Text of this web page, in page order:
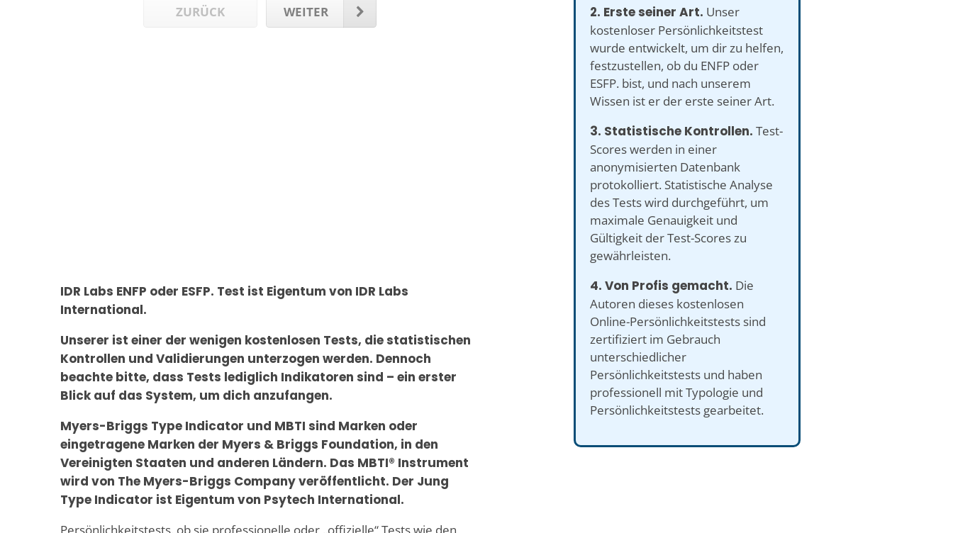
ZURÜCK WEITER
IDR Labs ENFP oder ESFP. Test ist Eigentum von IDR Labs
International.
Unserer ist einer der wenigen kostenlosen Tests, die statistischen
Kontrollen und Validierungen unterzogen werden. Dennoch
beachte bitte, dass Tests lediglich Indikatoren sind – ein erster
Blick auf das System, um dich anzufangen.
Myers-Briggs Type Indicator und MBTI sind Marken oder
eingetragene Marken der Myers & Briggs Foundation, in den
Vereinigten Staaten und anderen Ländern. Das MBTI® Instrument
wird von The Myers-Briggs Company veröffentlicht. Der Jung
Type Indicator ist Eigentum von Psytech International.
2. Erste seiner Art. Unser
kostenloser Persönlichkeitstest
wurde entwickelt, um dir zu helfen,
festzustellen, ob du ENFP oder
ESFP. bist, und nach unserem
Wissen ist er der erste seiner Art.
3. Statistische Kontrollen. Test-
Scores werden in einer
anonymisierten Datenbank
protokolliert. Statistische Analyse
des Tests wird durchgeführt, um
maximale Genauigkeit und
Gültigkeit der Test-Scores zu
gewährleisten.
4. Von Profis gemacht. Die
Autoren dieses kostenlosen
Online-Persönlichkeitstests sind
zertifiziert im Gebrauch
unterschiedlicher
Persönlichkeitstests und haben
professionell mit Typologie und
Persönlichkeitstests gearbeitet.